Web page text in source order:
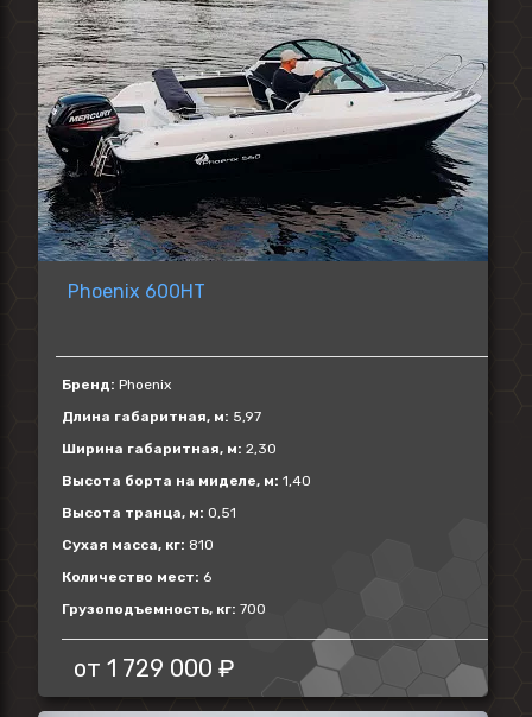
Phoenix 600HT
Бренд: Phoenix
Длина габаритная, м: 5,97
Ширина габаритная, м: 2,30
Высота борта на миделе, м: 1,40
Высота транца, м: 0,51
Сухая масса, кг: 810
Количество мест: 6
Грузоподъемность, кг: 700
от 1 729 000 ₽